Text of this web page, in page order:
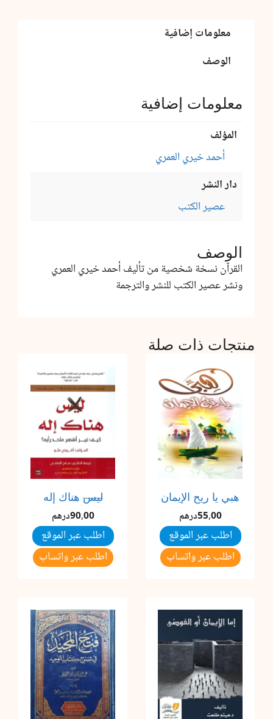
معلومات إضافية
الوصف
معلومات إضافية
المؤلف
أحمد خيري العمري
دار النشر
عصير الكتب
الوصف
القرآن نسخة شخصية من تأليف أحمد خيري العمري
ونشر عصير الكتب للنشر والترجمة
منتجات ذات صلة
هبي يا ريح الإيمان
55,00درهم
اطلب عبر الموقع
اطلب عبر واتساب
ليسهناك إله
90,00درهم
اطلب عبر الموقع
اطلب عبر واتساب